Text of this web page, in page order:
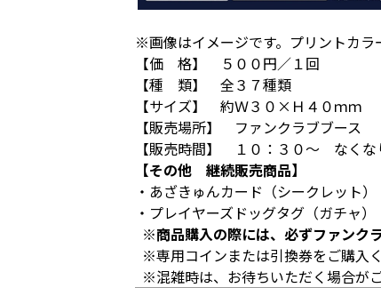
※画像はイメージです。プリントカラ
【価 格】 ５００円／１回
【種 類】 全３７種類
【サイズ】 約Ｗ３０×Ｈ４０ｍｍ
【販売場所】 ファンクラブブース
【販売時間】 １０：３０～ なくな
【その他 継続販売商品】
・あざきゅんカード（シークレット）
・プレイヤーズドッグタグ（ガチャ
※商品購入の際には、必ずファンク
※専用コインまたは引換券をご購入
※混雑時は、お待ちいただく場合が